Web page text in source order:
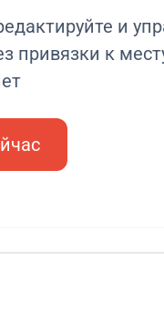
и
привязки к